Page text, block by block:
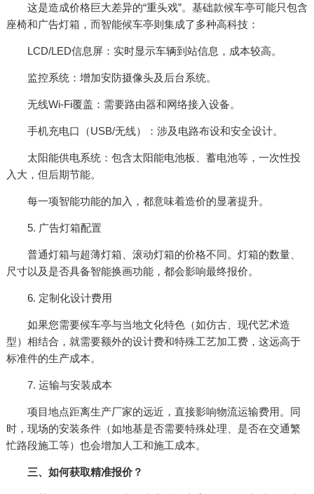
这是造成价格巨大差异的“重头戏”。基础款候车亭可能只包含
座椅和广告灯箱，而智能候车亭则集成了多种高科技：
LCD/LED信息屏：实时显示车辆到站信息，成本较高。
监控系统：增加安防摄像头及后台系统。
无线Wi-Fi覆盖：需要路由器和网络接入设备。
手机充电口（USB/无线）：涉及电路布设和安全设计。
太阳能供电系统：包含太阳能电池板、蓄电池等，一次性投
入大，但后期节能。
每一项智能功能的加入，都意味着造价的显著提升。
5. 广告灯箱配置
普通灯箱与超薄灯箱、滚动灯箱的价格不同。灯箱的数量、
尺寸以及是否具备智能换画功能，都会影响最终报价。
6. 定制化设计费用
如果您需要候车亭与当地文化特色（如仿古、现代艺术造
型）相结合，就需要额外的设计费和特殊工艺加工费，这远高于
标准件的生产成本。
7. 运输与安装成本
项目地点距离生产厂家的远近，直接影响物流运输费用。同
时，现场的安装条件（如地基是否需要特殊处理、是否在交通繁
忙路段施工等）也会增加人工和施工成本。
三、如何获取精准报价？